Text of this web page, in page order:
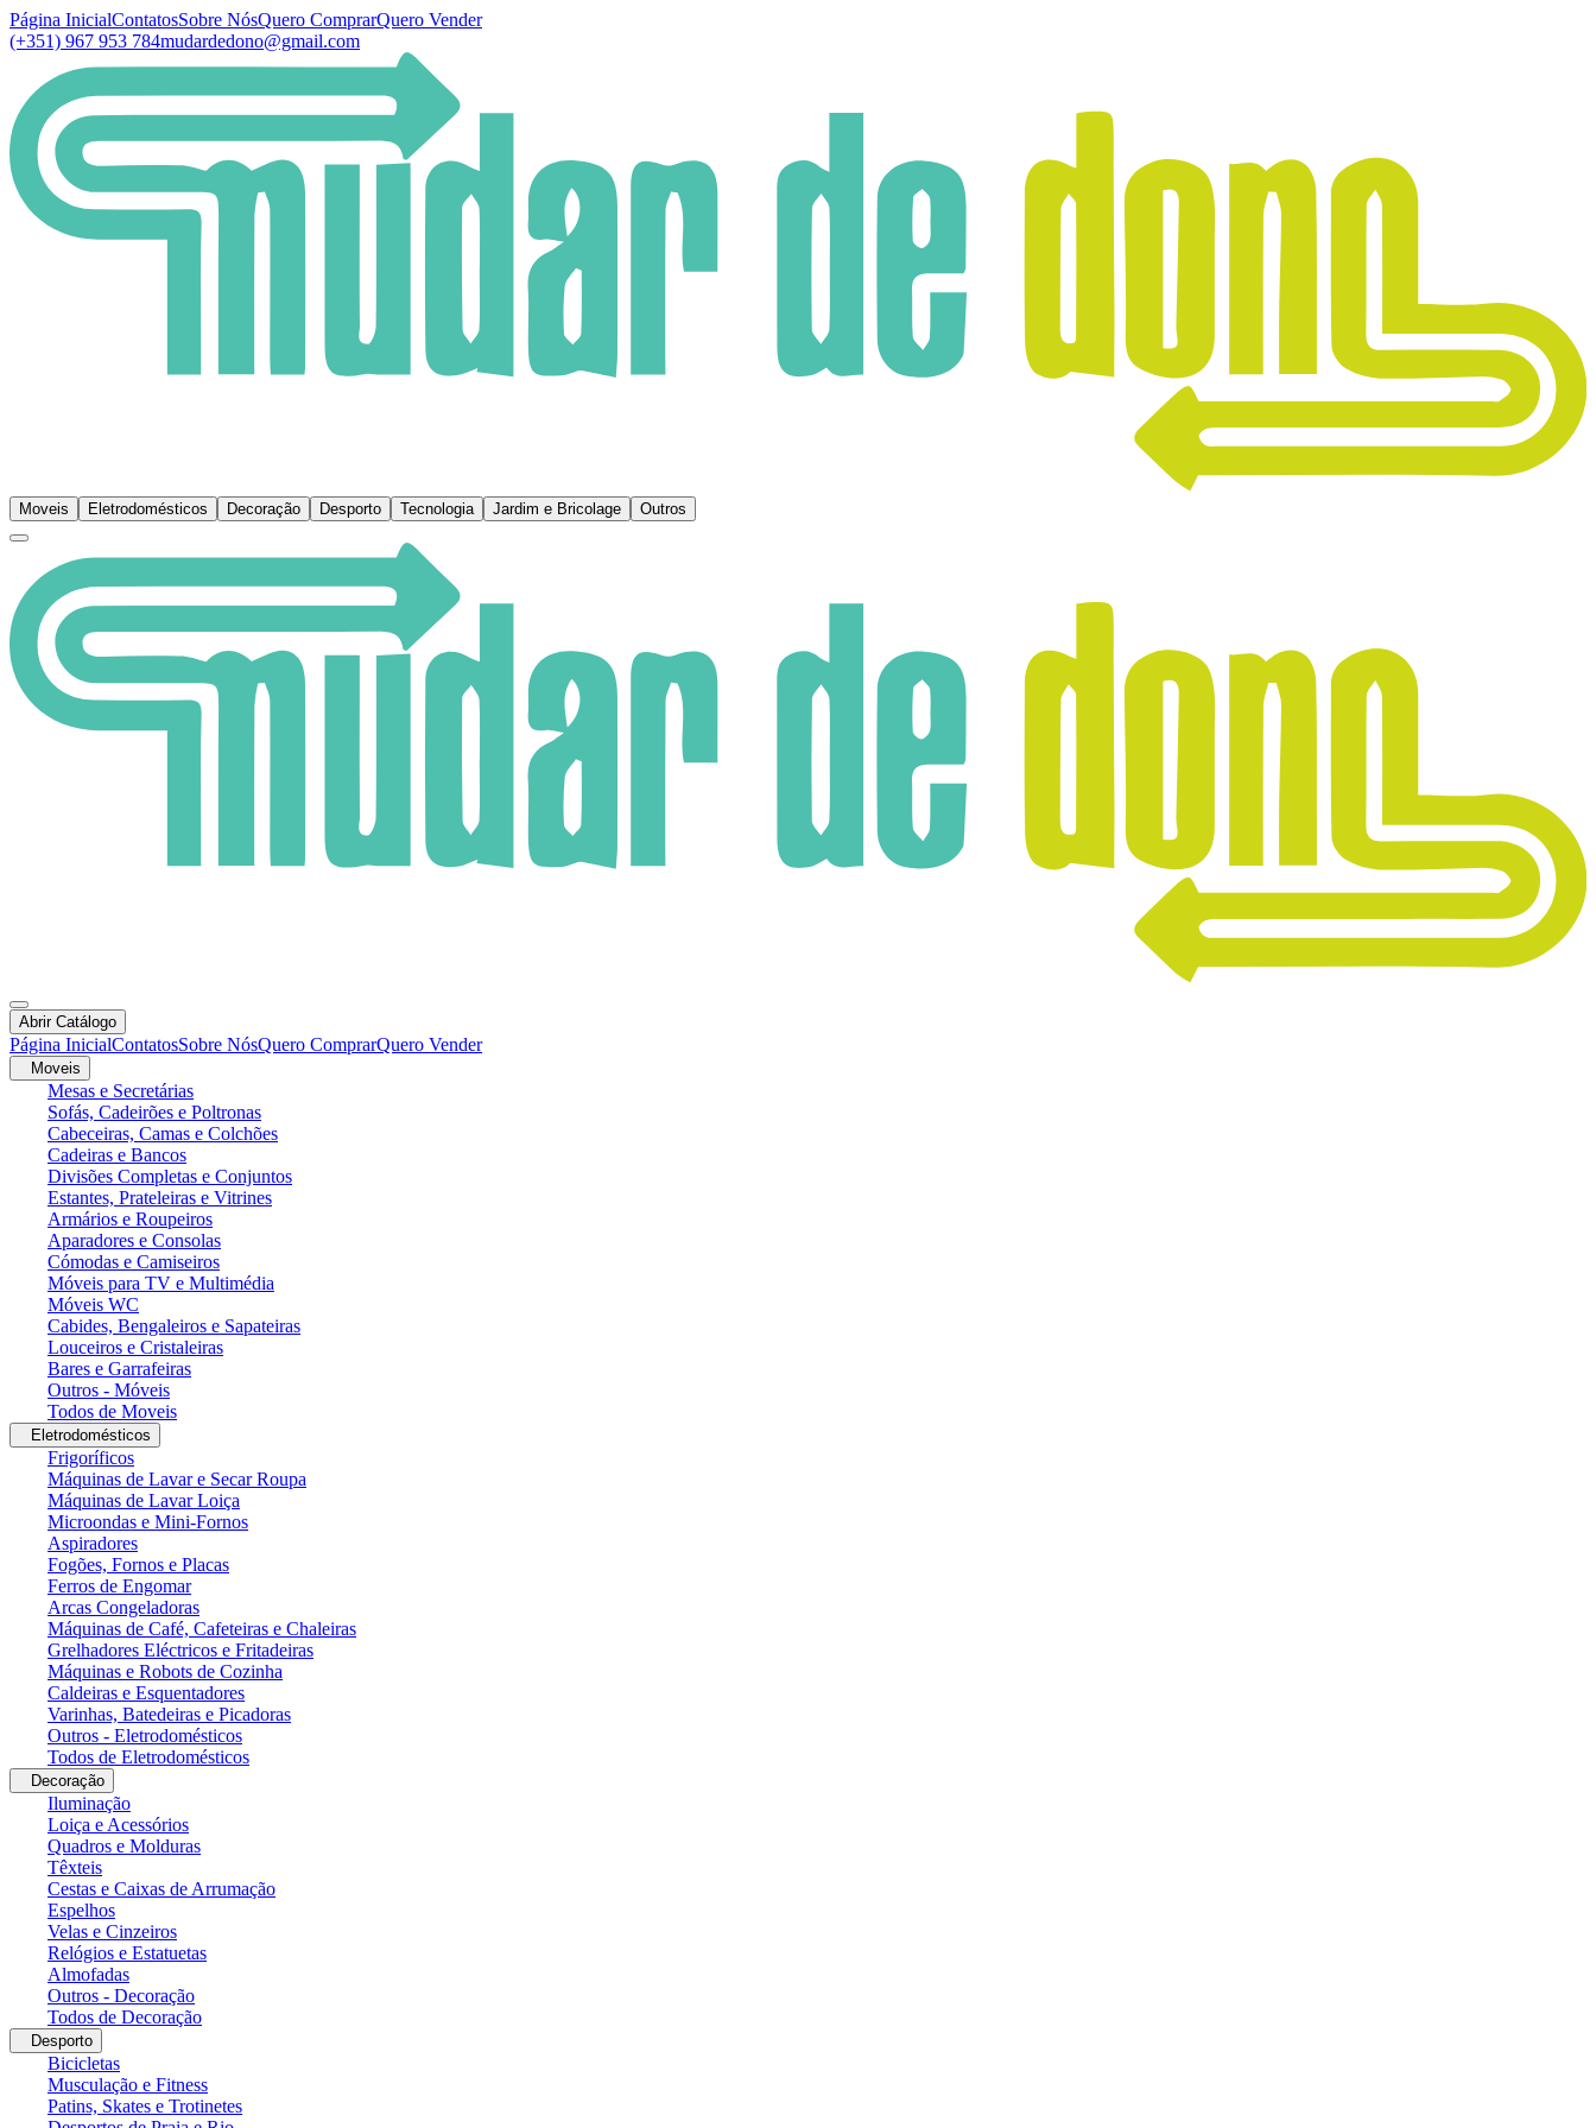
Página InicialContatosSobre NósQuero ComprarQuero Vender
(+351) 967 953 784mudardedono@gmail.com
Moveis Eletrodomésticos Decoração Desporto Tecnologia Jardim e Bricolage Outros
Abrir Catálogo
Página InicialContatosSobre NósQuero ComprarQuero Vender
Moveis
Mesas e Secretárias
Sofás, Cadeirões e Poltronas
Cabeceiras, Camas e Colchões
Cadeiras e Bancos
Divisões Completas e Conjuntos
Estantes, Prateleiras e Vitrines
Armários e Roupeiros
Aparadores e Consolas
Cómodas e Camiseiros
Móveis para TV e Multimédia
Móveis WC
Cabides, Bengaleiros e Sapateiras
Louceiros e Cristaleiras
Bares e Garrafeiras
Outros - Móveis
Todos de Moveis
Eletrodomésticos
Frigoríficos
Máquinas de Lavar e Secar Roupa
Máquinas de Lavar Loiça
Microondas e Mini-Fornos
Aspiradores
Fogões, Fornos e Placas
Ferros de Engomar
Arcas Congeladoras
Máquinas de Café, Cafeteiras e Chaleiras
Grelhadores Eléctricos e Fritadeiras
Máquinas e Robots de Cozinha
Caldeiras e Esquentadores
Varinhas, Batedeiras e Picadoras
Outros - Eletrodomésticos
Todos de Eletrodomésticos
Decoração
Iluminação
Loiça e Acessórios
Quadros e Molduras
Têxteis
Cestas e Caixas de Arrumação
Espelhos
Velas e Cinzeiros
Relógios e Estatuetas
Almofadas
Outros - Decoração
Todos de Decoração
Desporto
Bicicletas
Musculação e Fitness
Patins, Skates e Trotinetes